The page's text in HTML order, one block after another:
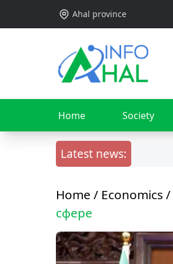
Ahal province
Home Society
Latest news:
Home / Economics /
сфере